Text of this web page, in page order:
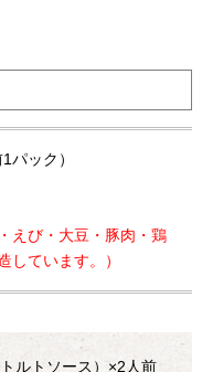
ック）
えび・大豆・豚肉・鶏
しています。）
ルトソース）×2人前